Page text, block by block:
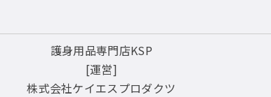
護身用品専門店KSP
[運営]
株式会社ケイエスプロダクツ